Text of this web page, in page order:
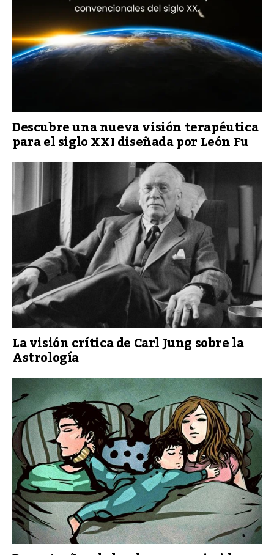
Descubre una nueva visión terapéutica
para el siglo XXI diseñada por León Fu
La visión crítica de Carl Jung sobre la
Astrología